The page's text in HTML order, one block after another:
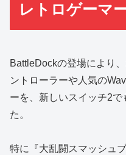
レトロゲーマ
BattleDockの登場により
ントローラーや人気の
ーを、新しいスイッチ2
た。
特に『大乱闘スマッシュ